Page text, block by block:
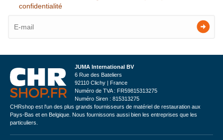
confidentialité
JUMA International BV
6 Rue des Bateliers
92110 Clichy | France
Numéro de TVA : FR59815313275
Numéro Siren : 815313275
CHRshop est l'un des plus grands fournisseurs de matériel de restauration aux
Pays-Bas et en Belgique. Nous fournissons aussi bien les entreprises que les
particuliers.